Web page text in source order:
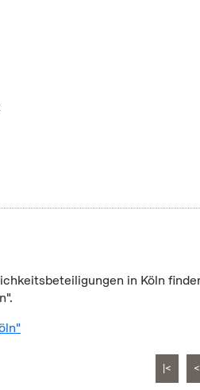
in Köln
|< <